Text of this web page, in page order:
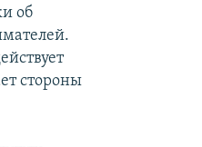
об
стороны